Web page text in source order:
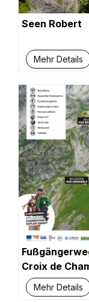
Seen Robert
Mehr Details
Croix de
Mehr Details